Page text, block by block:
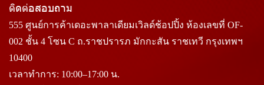
ติดต่อสอบถาม
555 ศูนย์การค้าเดอะพาลาเดียมเวิลด์ช้อปปิ้ง ห้องเลขที่ OF-
002 ชั้น 4 โซน C ถ.ราชปรารภ มักกะสัน ราชเทวี กรุงเทพฯ
10400
เวลาทำการ: 10:00–17:00 น.